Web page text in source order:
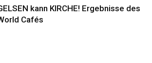
kann KIRCHE! Ergebnisse des
Cafés